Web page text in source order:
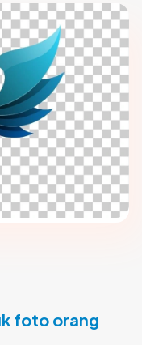
foto orang